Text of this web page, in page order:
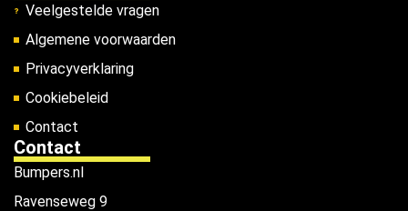
Veelgestelde vragen
Algemene voorwaarden
Privacyverklaring
Cookiebeleid
Contact
Contact
Bumpers.nl
Ravenseweg 9